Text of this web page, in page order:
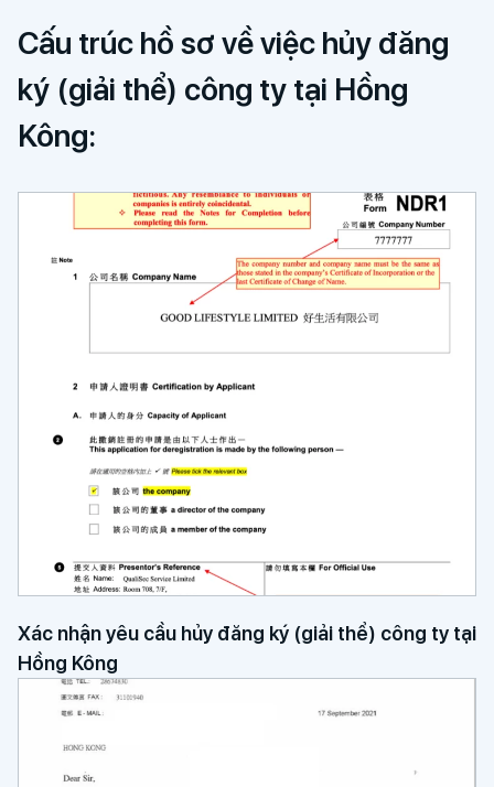
Cấu trúc hồ sơ về việc hủy đăng
ký (giải thể) công ty tại Hồng
Kông:
Xác nhận yêu cầu hủy đăng ký (giải thể) công ty tại
Hồng Kông